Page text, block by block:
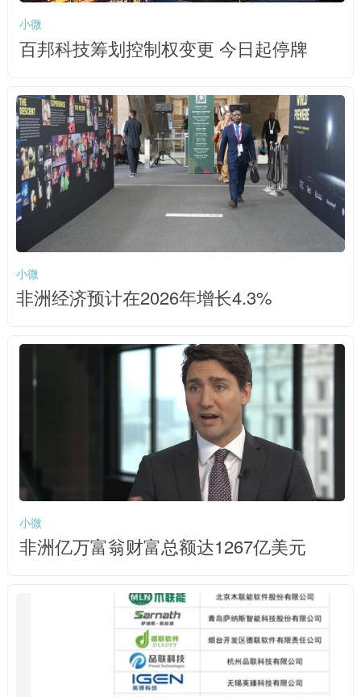
小微
百邦科技筹划控制权变更 今日起停牌
小微
非洲经济预计在2026年增长4.3%
小微
非洲亿万富翁财富总额达1267亿美元